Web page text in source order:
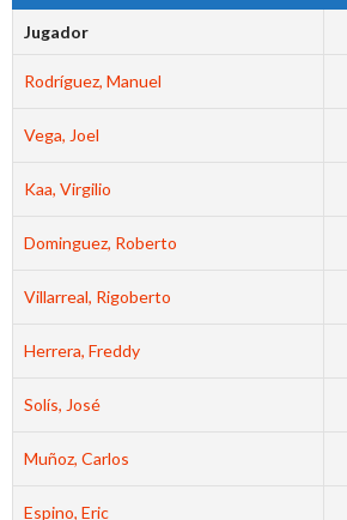
Jugador
Rodríguez, Manuel
Vega, Joel
Kaa, Virgilio
Dominguez, Roberto
Villarreal, Rigoberto
Herrera, Freddy
Solís, José
Muñoz, Carlos
Espino, Eric